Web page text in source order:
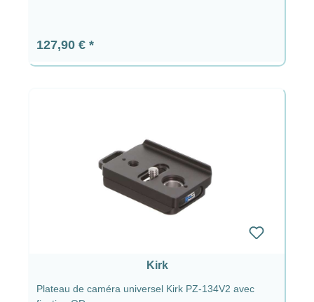
Prix régulier :
127,90 €
Kirk
Plateau de caméra universel Kirk PZ-134V2 avec